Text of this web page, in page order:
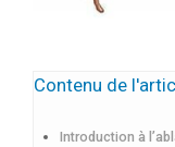
Contenu de
Introduction à